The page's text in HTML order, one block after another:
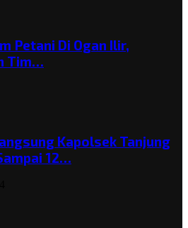
Petani Di Ogan Ilir,
Tim…
Kapolsek Tanjung
12…